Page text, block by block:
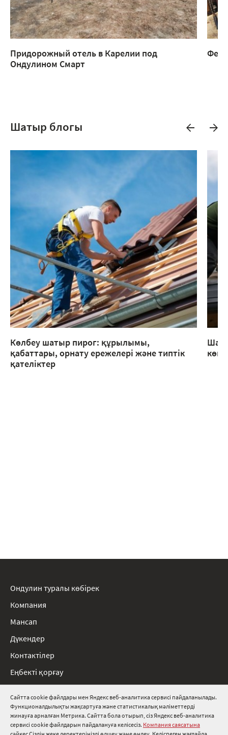
Сайтта cookie файлдары мен Яндекс веб-аналитика сервисі пайдаланылады.
Функционалдылықты жақсартуға және статистикалық мәліметтерді
жинауға арналған Метрика. Сайтта бола отырып, сіз Яндекс веб-аналитика
сервисі cookie файлдарын пайдалануға келісесіз. Компания саясатына
Придорожный отель в Карелии под
Ондулином Смарт
Шатыр блогы
Көлбеу шатыр пирог: құрылымы,
қабаттары, орнату ережелері және типтік
қателіктер
8 800 511 91 82
info@onduline.ru
Ондулин туралы көбірек
Компания
Мансап
Дүкендер
Контактілер
Еңбекті қорғау